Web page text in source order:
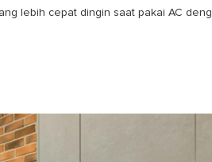
lebih cepat dingin saat pakai AC